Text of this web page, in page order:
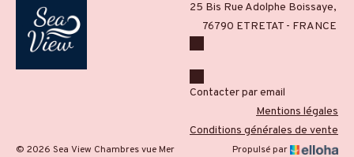
25 Bis Rue Adolphe Boissaye,
76790 ETRETAT - FRANCE
Contacter par email
Mentions légales
Conditions générales de vente
© 2026 Sea View Chambres vue Mer Propulsé par